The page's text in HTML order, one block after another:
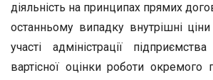
діяльність на принципах прямих
останньому випадку внутрішні
участі адміністрації
вартісної оцінки роботи окремого